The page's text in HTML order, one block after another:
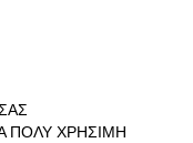
ΠΟΛΥ ΧΡΗΣΙΜΗ